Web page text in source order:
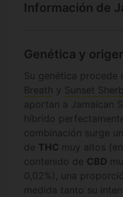
Información de
Genética y
Su genética procede
Breath y Sunset
aportan a Jamaican
híbrido
combinación surge
de THC muy altos
contenido de CBD
0,02%), una
medida tanto su